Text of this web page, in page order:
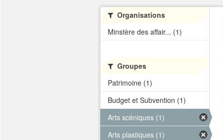
Organisations
Minstère des affair... (1)
Groupes
Patrimoine (1)
Budget et Subvention (1)
Arts scéniques (1)
Arts plastiques (1)